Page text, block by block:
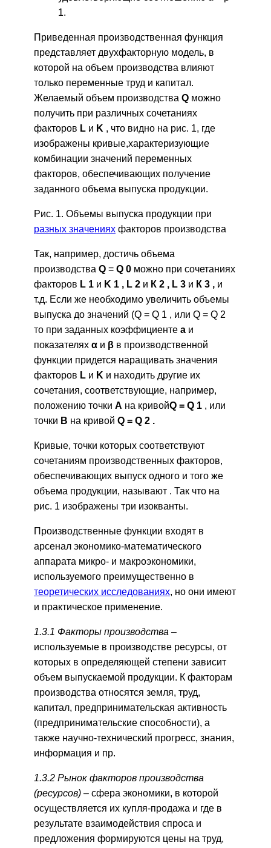
1.
Приведенная производственная функция
представляет двухфакторную модель, в
которой на объем производства влияют
только переменные труд и капитал.
Желаемый объем производства Q можно
получить при различных сочетаниях
факторов L и K , что видно на рис. 1, где
изображены кривые,характеризующие
комбинации значений переменных
факторов, обеспечивающих получение
заданного объема выпуска продукции.
Рис. 1. Объемы выпуска продукции при
разных значениях факторов производства
Так, например, достичь объема
производства Q = Q 0 можно при сочетаниях
факторов L 1 и K 1 , L 2 и К 2 , L 3 и К 3 , и
т.д. Если же необходимо увеличить объемы
выпуска до значений (Q = Q 1 , или Q = Q 2
то при заданных коэффициенте а и
показателях α и β в производственной
функции придется наращивать значения
факторов L и K и находить другие их
сочетания, соответствующие, например,
положению точки А на кривойQ = Q 1 , или
точки В на кривой Q = Q 2 .
Кривые, точки которых соответствуют
сочетаниям производственных факторов,
обеспечивающих выпуск одного и того же
объема продукции, называют . Так что на
рис. 1 изображены три изокванты.
Производственные функции входят в
арсенал экономико-математического
аппарата микро- и макроэкономики,
используемого преимущественно в
теоретических исследованиях, но они имеют
и практическое применение.
1.3.1 Факторы производства –
используемые в производстве ресурсы, от
которых в определяющей степени зависит
объем выпускаемой продукции. К факторам
производства относятся земля, труд,
капитал, предпринимательская активность
(предпринимательские способности), а
также научно-технический прогресс, знания,
информация и пр.
1.3.2 Рынок факторов производства
(ресурсов) – сфера экономики, в которой
осуществляется их купля-продажа и где в
результате взаимодействия спроса и
предложения формируются цены на труд,